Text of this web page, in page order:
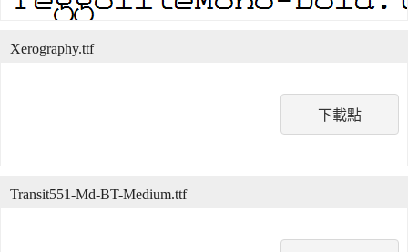
下載點
Xerography.ttf
Transit551-Md-BT-Medium.ttf